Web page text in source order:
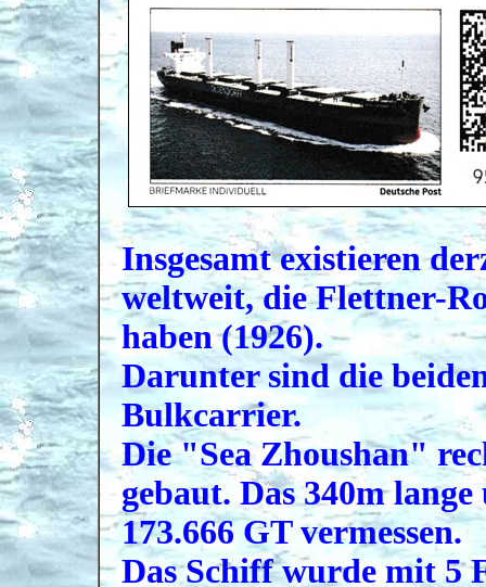
Insgesamt existieren
weltweit, die Flettner-
haben (1926).
Darunter sind die
Bulkcarrier.
Die "Sea Zhoushan"
gebaut. Das 340m
173.666 GT vermessen.
Das Schiff wurde mit 5